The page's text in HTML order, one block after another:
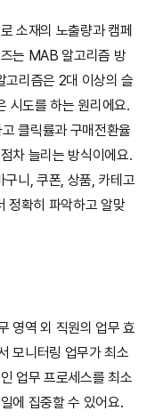
소재의 노출량과 캠페
는 MAB 알고리즘 방
리즘은 2대 이상의 슬
시도를 하는 원리에요.
클릭률과 구매전환율
차 늘리는 방식이에요.
니, 쿠폰, 상품, 카테고
정확히 파악하고 알맞
영역 외 직원의 업무 효
모니터링 업무가 최소
업무 프로세스를 최소
에 집중할 수 있어요.